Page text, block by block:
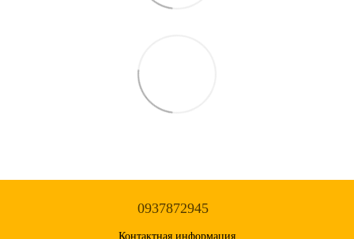
0937872945
Контактная информация